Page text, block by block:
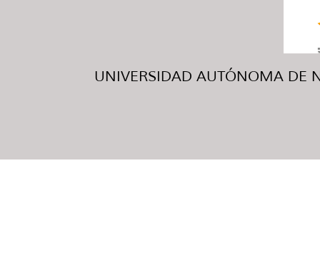
UNIVERSIDAD AUTÓNOMA DE